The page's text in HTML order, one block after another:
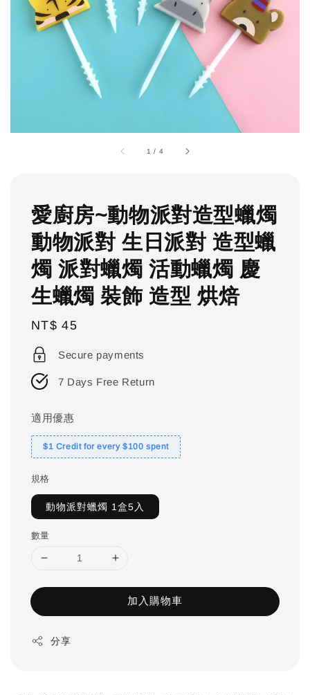
1 / 4
愛廚房~動物派對造型蠟燭
動物派對 生日派對 造型蠟
燭 派對蠟燭 活動蠟燭 慶
生蠟燭 裝飾 造型 烘焙
Regular
price
NT$ 45
Secure payments
7 Days Free Return
適用優惠
$1 Credit for every $100 spent
規格
動物派對蠟燭 1盒5入
數量
加入購物車
分享